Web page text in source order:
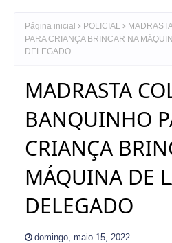
Página inicial POLICIAL
PARA CRIANÇA BRINCAR NA
DELEGADO
MADRASTA
BANQUINHO
CRIANÇA
MÁQUINA DE
DELEGADO
domingo, maio 15, 2022